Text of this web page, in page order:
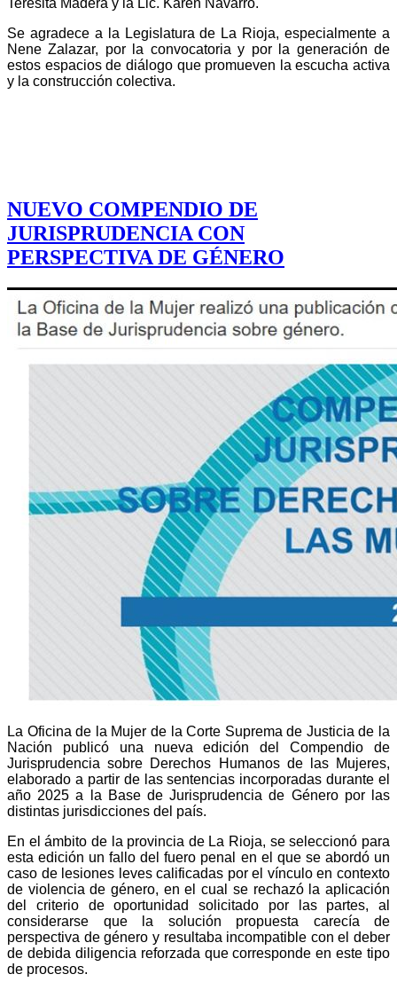
Se agradece a la Legislatura de La Rioja, especialmente a
Nene Zalazar, por la convocatoria y por la generación de
estos espacios de diálogo que promueven la escucha activa
y la construcción colectiva.
NUEVO COMPENDIO DE
JURISPRUDENCIA CON
PERSPECTIVA DE GÉNERO
La Oficina de la Mujer de la Corte Suprema de Justicia de la
Nación publicó una nueva edición del Compendio de
Jurisprudencia sobre Derechos Humanos de las Mujeres,
elaborado a partir de las sentencias incorporadas durante el
año 2025 a la Base de Jurisprudencia de Género por las
distintas jurisdicciones del país.
En el ámbito de la provincia de La Rioja, se seleccionó para
esta edición un fallo del fuero penal en el que se abordó un
caso de lesiones leves calificadas por el vínculo en contexto
de violencia de género, en el cual se rechazó la aplicación
del criterio de oportunidad solicitado por las partes, al
considerarse que la solución propuesta carecía de
perspectiva de género y resultaba incompatible con el deber
de debida diligencia reforzada que corresponde en este tipo
de procesos.